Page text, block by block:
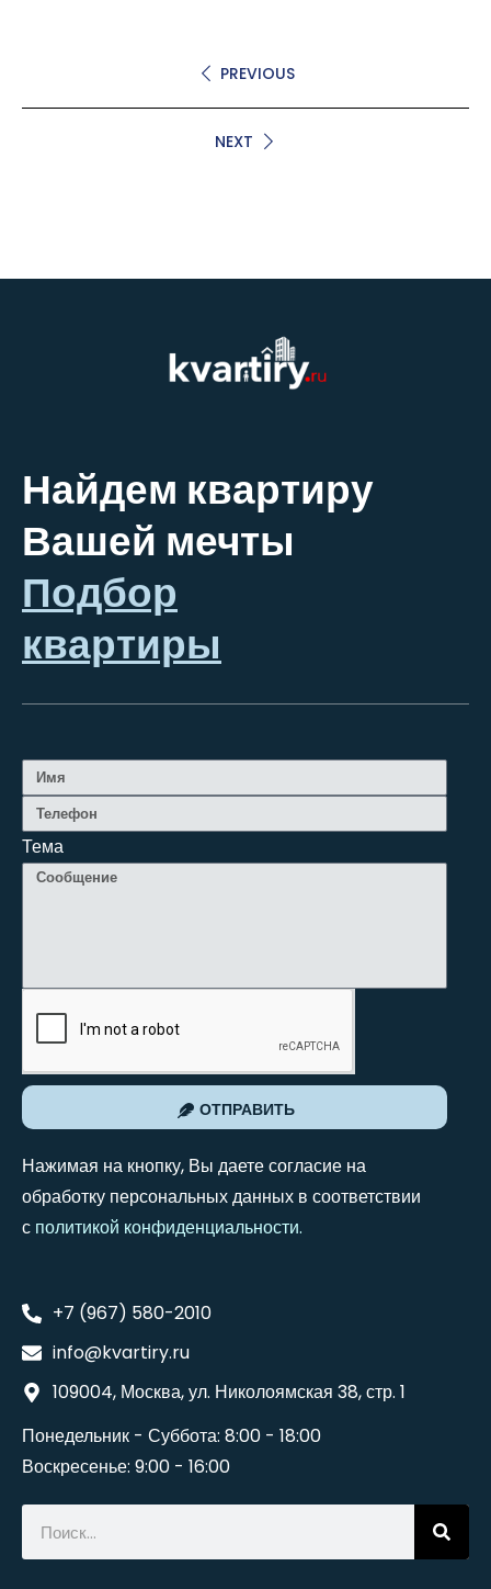
PREVIOUS
NEXT
Найдем квартиру
Вашей мечты
Подбор
квартиры
Тема
ОТПРАВИТЬ
Нажимая на кнопку, Вы даете согласие на
обработку персональных данных в соответствии
с политикой конфиденциальности.
+7 (967) 580-2010
info@kvartiry.ru
109004, Москва, ул. Николоямская 38, стр. 1
Понедельник - Суббота: 8:00 - 18:00
Воскресенье: 9:00 - 16:00